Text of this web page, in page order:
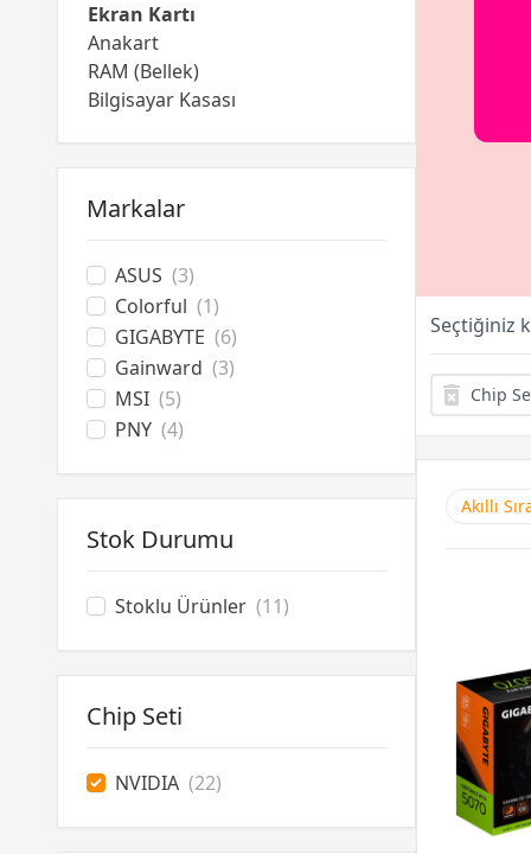
Ekran Kartı
Anakart
RAM (Bellek)
Bilgisayar Kasası
Optik Sürücüler
Markalar
ASUS (3)
Colorful (1)
GIGABYTE (6)
Gainward (3)
MSI (5)
PNY (4)
Stok Durumu
Stoklu Ürünler (11)
Chip Seti
NVIDIA (22)
Seçtiğiniz
Chip
Akıllı